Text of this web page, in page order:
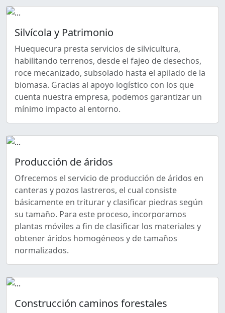
Silvícola y Patrimonio
Huequecura presta servicios de silvicultura,
habilitando terrenos, desde el fajeo de desechos,
roce mecanizado, subsolado hasta el apilado de la
biomasa. Gracias al apoyo logístico con los que
cuenta nuestra empresa, podemos garantizar un
mínimo impacto al entorno.
Producción de áridos
Ofrecemos el servicio de producción de áridos en
canteras y pozos lastreros, el cual consiste
básicamente en triturar y clasificar piedras según
su tamaño. Para este proceso, incorporamos
plantas móviles a fin de clasificar los materiales y
obtener áridos homogéneos y de tamaños
normalizados.
Construcción caminos forestales